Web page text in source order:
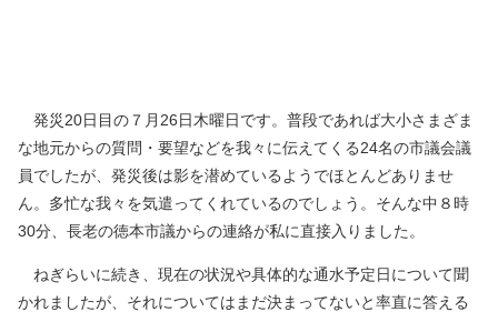
発災20日目の７月26日木曜日です。普段であれば大小さまざま
な地元からの質問・要望などを我々に伝えてくる24名の市議会議
員でしたが、発災後は影を潜めているようでほとんどありませ
ん。多忙な我々を気遣ってくれているのでしょう。そんな中８時
30分、長老の徳本市議からの連絡が私に直接入りました。
ねぎらいに続き、現在の状況や具体的な通水予定日について聞
かれましたが、それについてはまだ決まってないと率直に答える